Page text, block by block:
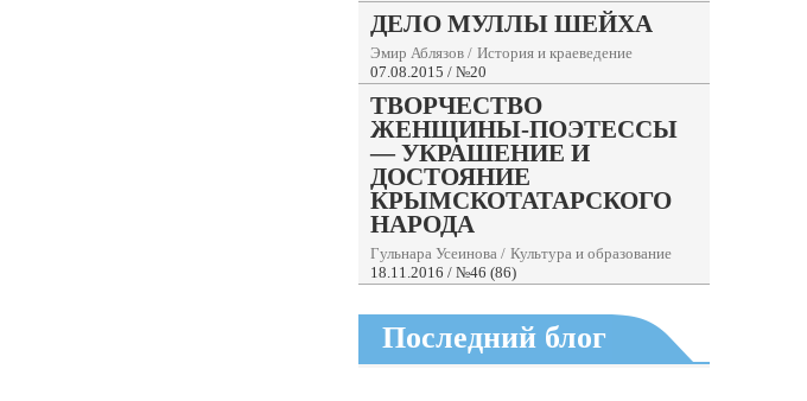
ДЕЛО МУЛЛЫ ШЕЙХА
Эмир Аблязов / История и краеведение
07.08.2015 / №20
ТВОРЧЕСТВО
ЖЕНЩИНЫ-ПОЭТЕССЫ
— УКРАШЕНИЕ И
ДОСТОЯНИЕ
КРЫМСКОТАТАРСКОГО
НАРОДА
Гульнара Усеинова / Культура и образование
18.11.2016 / №46 (86)
Последний блог